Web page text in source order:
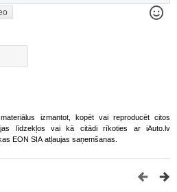
izmantot, kopēt vai reproducēt citos
līdzekļos vai kā citādi rīkoties ar iAuto.lv
EON SIA atļaujas saņemšanas.